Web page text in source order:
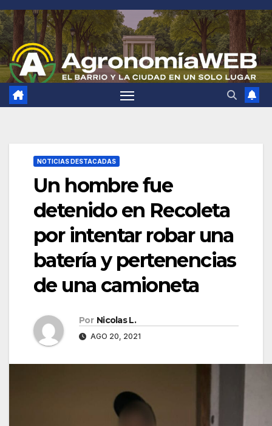
Saltar
al
contenido
NOTICIAS DESTACADAS
Un hombre fue
detenido en Recoleta
por intentar robar una
batería y pertenencias
de una camioneta
Por Nicolas L.
AGO 20, 2021